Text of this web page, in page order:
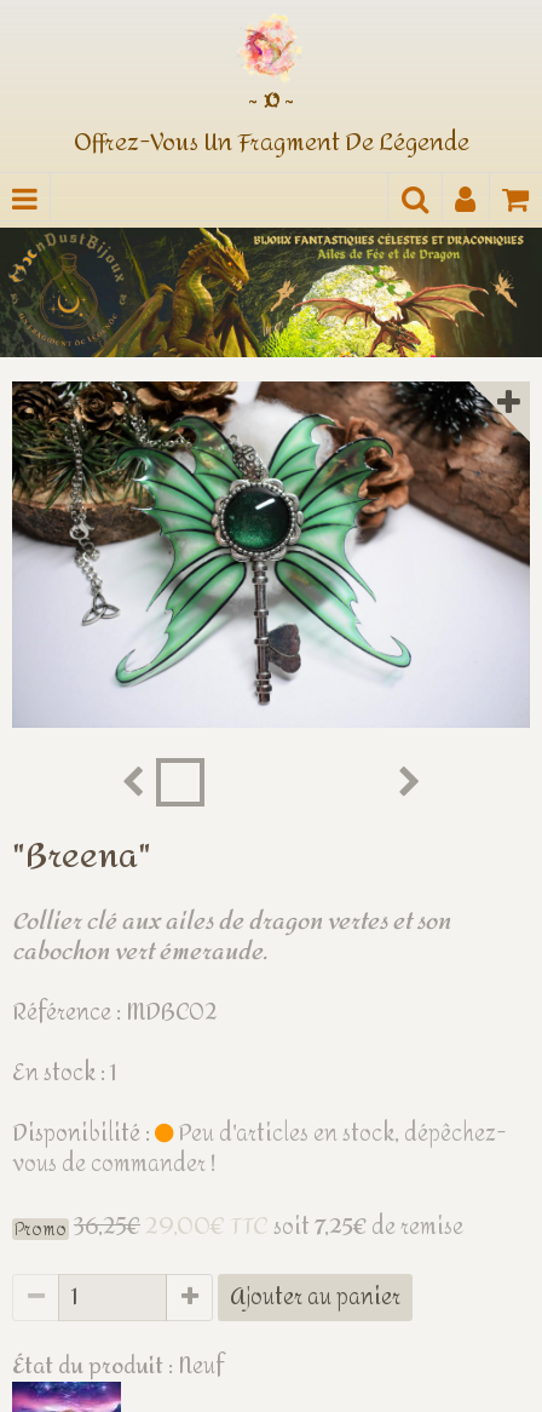
~ ¤ ~
Offrez-Vous Un Fragment De Légende
"Breena"
Collier clé aux ailes de dragon vertes et son
cabochon vert émeraude.
Référence : MDBC02
En stock : 1
Disponibilité :
Peu d'articles en stock, dépêchez-
vous de commander !
Promo 36,25€29,00€ TTCsoit7,25€de remise
Ajouter au panier
État du produit : Neuf